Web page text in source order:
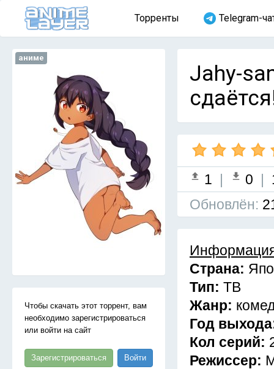
Торренты Telegram-
аниме
Чтобы скачать этот торрент, вам
необходимо зарегистрироваться
или войти на сайт
Зарегистрироваться Войти
Jahy-
1 | 0 |
Обновлён:
Страна:
Тип: ТВ
Жанр:
Год
Кол серий:
Режиссер: